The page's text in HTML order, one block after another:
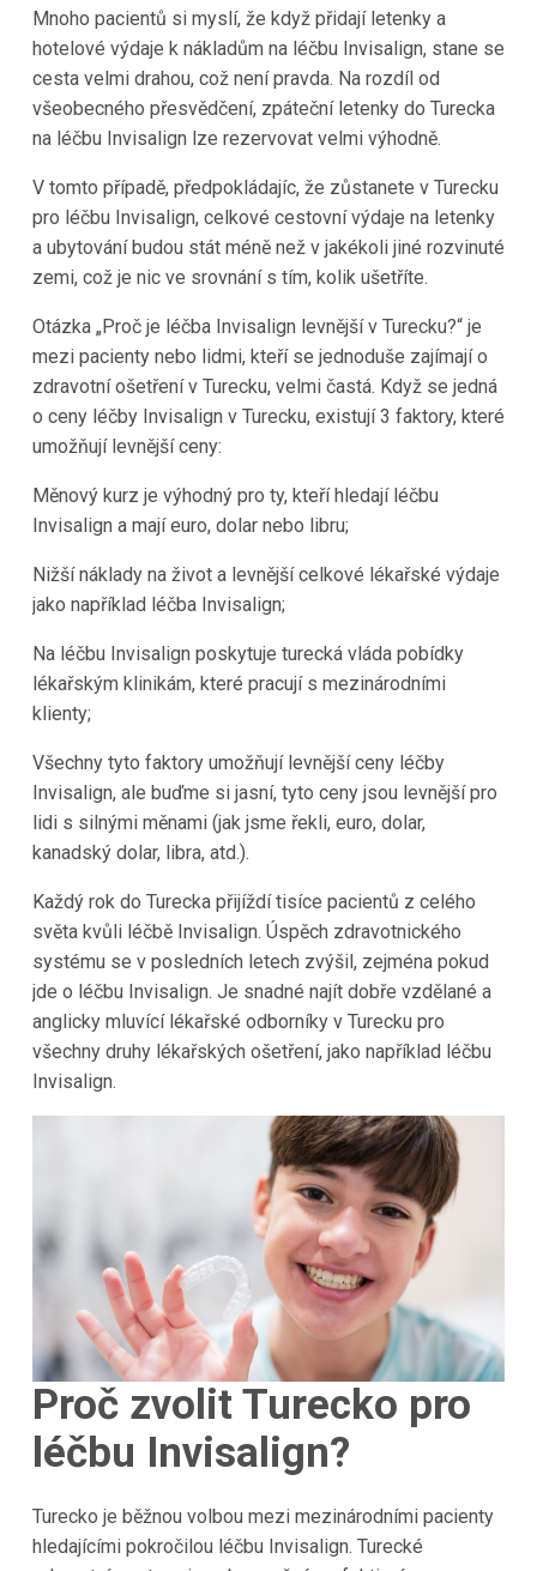
Mnoho pacientů si myslí, že když přidají letenky a
hotelové výdaje k nákladům na léčbu Invisalign, stane se
cesta velmi drahou, což není pravda. Na rozdíl od
všeobecného přesvědčení, zpáteční letenky do Turecka
na léčbu Invisalign lze rezervovat velmi výhodně.
V tomto případě, předpokládajíc, že zůstanete v Turecku
pro léčbu Invisalign, celkové cestovní výdaje na letenky
a ubytování budou stát méně než v jakékoli jiné rozvinuté
zemi, což je nic ve srovnání s tím, kolik ušetříte.
Otázka „Proč je léčba Invisalign levnější v Turecku?“ je
mezi pacienty nebo lidmi, kteří se jednoduše zajímají o
zdravotní ošetření v Turecku, velmi častá. Když se jedná
o ceny léčby Invisalign v Turecku, existují 3 faktory, které
umožňují levnější ceny:
Měnový kurz je výhodný pro ty, kteří hledají léčbu
Invisalign a mají euro, dolar nebo libru;
Nižší náklady na život a levnější celkové lékařské výdaje
jako například léčba Invisalign;
Na léčbu Invisalign poskytuje turecká vláda pobídky
lékařským klinikám, které pracují s mezinárodními
klienty;
Všechny tyto faktory umožňují levnější ceny léčby
Invisalign, ale buďme si jasní, tyto ceny jsou levnější pro
lidi s silnými měnami (jak jsme řekli, euro, dolar,
kanadský dolar, libra, atd.).
Každý rok do Turecka přijíždí tisíce pacientů z celého
světa kvůli léčbě Invisalign. Úspěch zdravotnického
systému se v posledních letech zvýšil, zejména pokud
jde o léčbu Invisalign. Je snadné najít dobře vzdělané a
anglicky mluvící lékařské odborníky v Turecku pro
všechny druhy lékařských ošetření, jako například léčbu
Invisalign.
Proč zvolit Turecko pro
léčbu Invisalign?
Turecko je běžnou volbou mezi mezinárodními pacienty
hledajícími pokročilou léčbu Invisalign. Turecké